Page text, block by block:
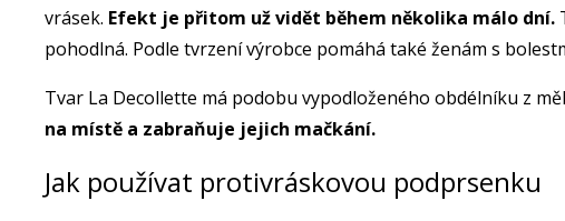
vrásek. Efekt je přitom už vidět během několika málo dní.
pohodlná. Podle tvrzení výrobce pomáhá také ženám s
Tvar La Decollette má podobu vypodloženého obdélníku z
na místě a zabraňuje jejich mačkání.
Jak používat protivráskovou podprsenku